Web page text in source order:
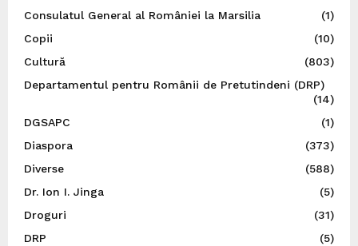
Consulatul General al României la Marsilia
(1)
Copii
(10)
Cultură
(803)
Departamentul pentru Românii de Pretutindeni (DRP)
(14)
DGSAPC
(1)
Diaspora
(373)
Diverse
(588)
Dr. Ion I. Jinga
(5)
Droguri
(31)
DRP
(5)